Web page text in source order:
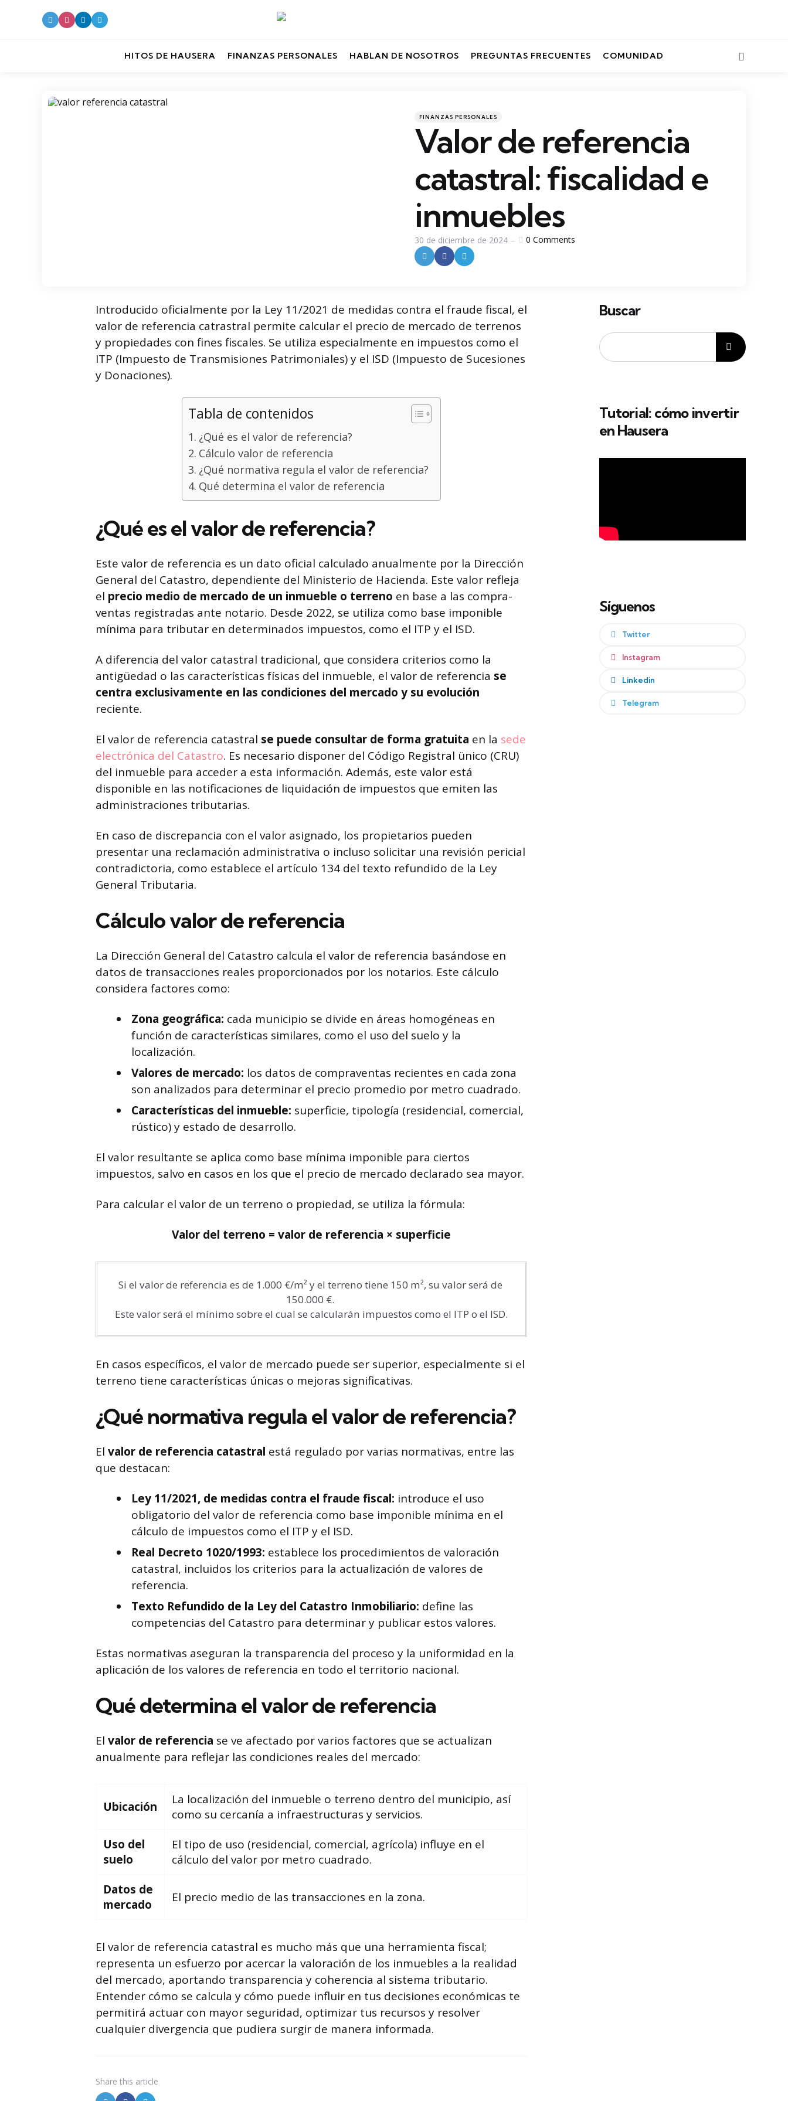
HITOS DE HAUSERA FINANZAS PERSONALES HABLAN DE NOSOTROS PREGUNTAS FRECUENTES COMUNIDAD
Categories
Posted
FINANZAS PERSONALES
Valor de referencia
catastral: fiscalidad e
inmuebles
30 de diciembre de 2024 0 Comments
Introducido oficialmente por la Ley 11/2021 de medidas contra el fraude fiscal, el
valor de referencia catrastral permite calcular el precio de mercado de terrenos
y propiedades con fines fiscales. Se utiliza especialmente en impuestos como el
ITP (Impuesto de Transmisiones Patrimoniales) y el ISD (Impuesto de Sucesiones
y Donaciones).
Tabla de contenidos
¿Qué es el valor de referencia?
Cálculo valor de referencia
¿Qué normativa regula el valor de referencia?
Qué determina el valor de referencia
¿Qué es el valor de referencia?
Este valor de referencia es un dato oficial calculado anualmente por la Dirección
General del Catastro, dependiente del Ministerio de Hacienda. Este valor refleja
el precio medio de mercado de un inmueble o terreno en base a las compra-
ventas registradas ante notario. Desde 2022, se utiliza como base imponible
mínima para tributar en determinados impuestos, como el ITP y el ISD.
A diferencia del valor catastral tradicional, que considera criterios como la
antigüedad o las características físicas del inmueble, el valor de referencia se
centra exclusivamente en las condiciones del mercado y su evolución
reciente.
El valor de referencia catastral se puede consultar de forma gratuita en la sede
electrónica del Catastro. Es necesario disponer del Código Registral ünico (CRU)
del inmueble para acceder a esta información. Además, este valor está
disponible en las notificaciones de liquidación de impuestos que emiten las
administraciones tributarias.
En caso de discrepancia con el valor asignado, los propietarios pueden
presentar una reclamación administrativa o incluso solicitar una revisión pericial
contradictoria, como establece el artículo 134 del texto refundido de la Ley
General Tributaria.
Cálculo valor de referencia
La Dirección General del Catastro calcula el valor de referencia basándose en
datos de transacciones reales proporcionados por los notarios. Este cálculo
considera factores como:
Zona geográfica: cada municipio se divide en áreas homogéneas en
función de características similares, como el uso del suelo y la
localización.
Valores de mercado: los datos de compraventas recientes en cada zona
son analizados para determinar el precio promedio por metro cuadrado.
Características del inmueble: superficie, tipología (residencial, comercial,
rústico) y estado de desarrollo.
El valor resultante se aplica como base mínima imponible para ciertos
impuestos, salvo en casos en los que el precio de mercado declarado sea mayor.
Para calcular el valor de un terreno o propiedad, se utiliza la fórmula:
Valor del terreno = valor de referencia × superficie
Si el valor de referencia es de 1.000 €/m² y el terreno tiene 150 m², su valor será de
150.000 €.
Este valor será el mínimo sobre el cual se calcularán impuestos como el ITP o el ISD.
En casos específicos, el valor de mercado puede ser superior, especialmente si el
terreno tiene características únicas o mejoras significativas.
¿Qué normativa regula el valor de referencia?
El valor de referencia catastral está regulado por varias normativas, entre las
que destacan:
Ley 11/2021, de medidas contra el fraude fiscal: introduce el uso
obligatorio del valor de referencia como base imponible mínima en el
cálculo de impuestos como el ITP y el ISD.
Real Decreto 1020/1993: establece los procedimientos de valoración
catastral, incluidos los criterios para la actualización de valores de
referencia.
Texto Refundido de la Ley del Catastro Inmobiliario: define las
competencias del Catastro para determinar y publicar estos valores.
Estas normativas aseguran la transparencia del proceso y la uniformidad en la
aplicación de los valores de referencia en todo el territorio nacional.
Qué determina el valor de referencia
El valor de referencia se ve afectado por varios factores que se actualizan
anualmente para reflejar las condiciones reales del mercado:
Ubicación
La localización del inmueble o terreno dentro del municipio, así
como su cercanía a infraestructuras y servicios.
Uso del
suelo
El tipo de uso (residencial, comercial, agrícola) influye en el
cálculo del valor por metro cuadrado.
Datos de
mercado
El precio medio de las transacciones en la zona.
El valor de referencia catastral es mucho más que una herramienta fiscal;
representa un esfuerzo por acercar la valoración de los inmuebles a la realidad
del mercado, aportando transparencia y coherencia al sistema tributario.
Entender cómo se calcula y cómo puede influir en tus decisiones económicas te
permitirá actuar con mayor seguridad, optimizar tus recursos y resolver
cualquier divergencia que pudiera surgir de manera informada.
Share this article
Buscar
Tutorial: cómo invertir
en Hausera
Síguenos
Twitter
Instagram
Linkedin
Telegram